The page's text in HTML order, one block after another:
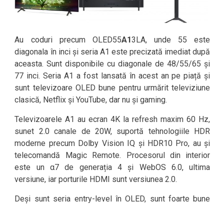
Au coduri precum OLED55A13LA, unde 55 este
diagonala în inci și seria A1 este precizată imediat după
aceasta. Sunt disponibile cu diagonale de 48/55/65 și
77 inci. Seria A1 a fost lansată în acest an pe piață și
sunt televizoare OLED bune pentru urmărit televiziune
clasică, Netflix și YouTube, dar nu și gaming.
Televizoarele A1 au ecran 4K la refresh maxim 60 Hz,
sunet 2.0 canale de 20W, suportă tehnologiile HDR
moderne precum Dolby Vision IQ și HDR10 Pro, au și
telecomandă Magic Remote. Procesorul din interior
este un α7 de generația 4 și WebOS 6.0, ultima
versiune, iar porturile HDMI sunt versiunea 2.0.
Deși sunt seria entry-level în OLED, sunt foarte bune